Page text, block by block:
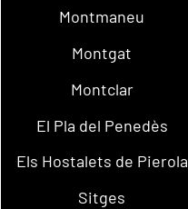
Montmaneu
Montgat
Montclar
El Pla del Penedès
Els Hostalets de Pierola
Sitges